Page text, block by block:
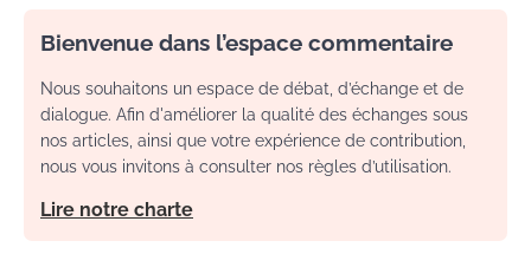
Bienvenue dans l’espace commentaire
Nous souhaitons un espace de débat, d’échange et de
dialogue. Afin d'améliorer la qualité des échanges sous
nos articles, ainsi que votre expérience de contribution,
nous vous invitons à consulter nos règles d’utilisation.
Lire notre charte